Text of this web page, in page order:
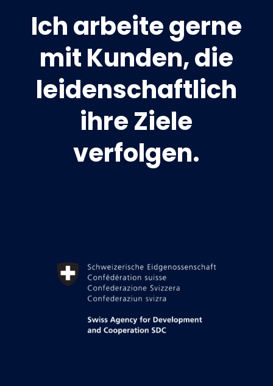
Ich arbeite gerne
mit Kunden, die
leidenschaftlich
ihre Ziele
verfolgen.